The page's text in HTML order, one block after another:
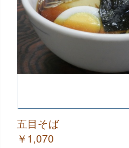
五目そば
￥1,070